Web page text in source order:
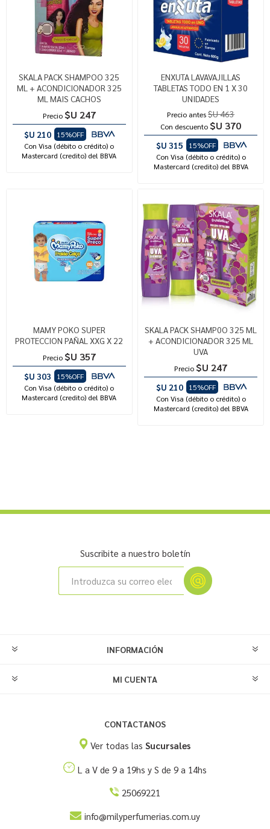
SKALA PACK SHAMPOO 325
ML + ACONDICIONADOR 325
ML MAIS CACHOS
Precio $U 247
$U 210
15%OFF
Con Visa (débito o crédito) o
Mastercard (credito) del BBVA
ENXUTA LAVAVAJILLAS
TABLETAS TODO EN 1 X 30
UNIDADES
Precio antes$U 463
Con descuento $U 370
$U 315
15%OFF
Con Visa (débito o crédito) o
Mastercard (credito) del BBVA
MAMY POKO SUPER
PROTECCION PAÑAL XXG X 22
Precio $U 357
$U 303
15%OFF
Con Visa (débito o crédito) o
Mastercard (credito) del BBVA
SKALA PACK SHAMP0O 325 ML
+ ACONDICIONADOR 325 ML
UVA
Precio $U 247
$U 210
15%OFF
Con Visa (débito o crédito) o
Mastercard (credito) del BBVA
Suscribite a nuestro boletín
INFORMACIÓN
MI CUENTA
CONTACTANOS
Ver todas las Sucursales
L a V de 9 a 19hs y S de 9 a 14hs
25069221
info@milyperfumerias.com.uy